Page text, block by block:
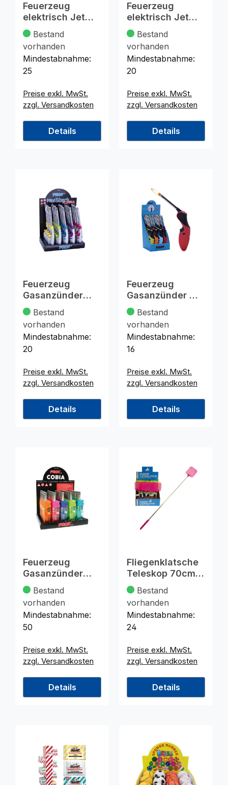
Feuerzeug
elektrisch Jet
Flame Stab sort.
21cm
Bestand
vorhanden
Mindestabnahme:
25
Preise exkl. MwSt.
zzgl. Versandkosten
Details
Feuerzeug
elektrisch Jet
Flame
Sternzeichen
sort.
Bestand
vorhanden
Mindestabnahme:
20
Preise exkl. MwSt.
zzgl. Versandkosten
Details
Feuerzeug
Gasanzünder
Flexibel
Silber/Neon Disp.
Bestand
vorhanden
Mindestabnahme:
20
Preise exkl. MwSt.
zzgl. Versandkosten
Details
Feuerzeug
Gasanzünder mit
flexiblem Stab,
24x4cm
Bestand
vorhanden
Mindestabnahme:
16
Preise exkl. MwSt.
zzgl. Versandkosten
Details
Feuerzeug
Gasanzünder
transparent sort.
11x3cm
Bestand
vorhanden
Mindestabnahme:
50
Preise exkl. MwSt.
zzgl. Versandkosten
Details
Fliegenklatsche
Teleskop 70cm
4fb. sort. in Disp.
Bestand
vorhanden
Mindestabnahme:
24
Preise exkl. MwSt.
zzgl. Versandkosten
Details